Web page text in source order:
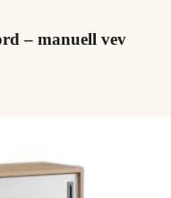
– manuell vev